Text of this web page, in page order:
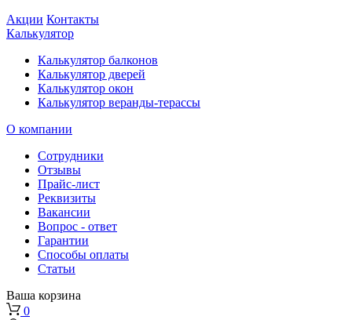
Акции Контакты
Калькулятор
Калькулятор балконов
Калькулятор дверей
Калькулятор окон
Калькулятор веранды-терассы
О компании
Сотрудники
Отзывы
Прайс-лист
Реквизиты
Вакансии
Вопрос - ответ
Гарантии
Способы оплаты
Статьи
Ваша корзина
0